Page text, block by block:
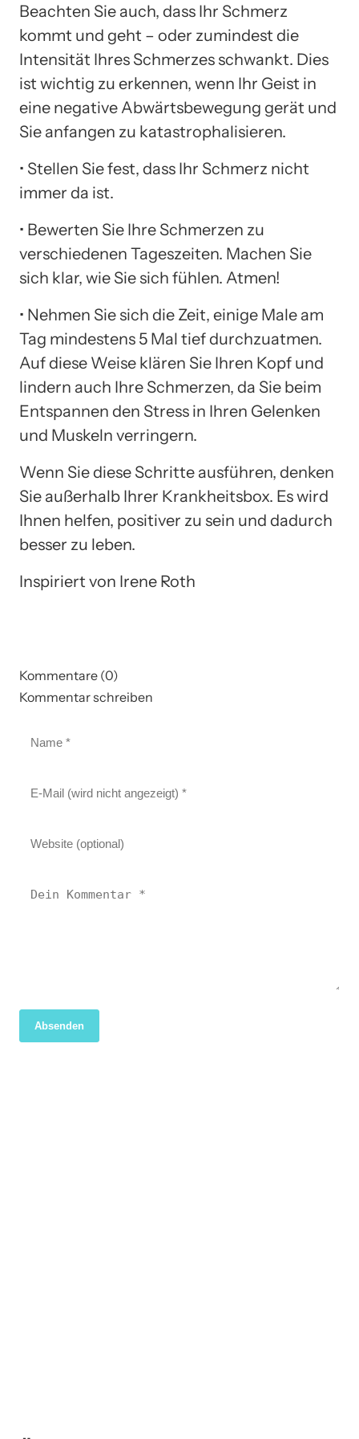
Beachten Sie auch, dass Ihr Schmerz
kommt und geht – oder zumindest die
Intensität Ihres Schmerzes schwankt. Dies
ist wichtig zu erkennen, wenn Ihr Geist in
eine negative Abwärtsbewegung gerät und
Sie anfangen zu katastrophalisieren.
• Stellen Sie fest, dass Ihr Schmerz nicht
immer da ist.
• Bewerten Sie Ihre Schmerzen zu
verschiedenen Tageszeiten. Machen Sie
sich klar, wie Sie sich fühlen. Atmen!
• Nehmen Sie sich die Zeit, einige Male am
Tag mindestens 5 Mal tief durchzuatmen.
Auf diese Weise klären Sie Ihren Kopf und
lindern auch Ihre Schmerzen, da Sie beim
Entspannen den Stress in Ihren Gelenken
und Muskeln verringern.
Wenn Sie diese Schritte ausführen, denken
Sie außerhalb Ihrer Krankheitsbox. Es wird
Ihnen helfen, positiver zu sein und dadurch
besser zu leben.
Inspiriert von Irene Roth
Kommentare (0)
Kommentar schreiben
Absenden